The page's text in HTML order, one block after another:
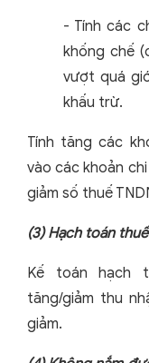
- Tính các
khống chế
vượt quá
khấu trừ.
Tính tăng các
vào các khoản
giảm số thuế
(3) Hạch toán
Kế toán hạch
tăng/giảm thu
giảm.